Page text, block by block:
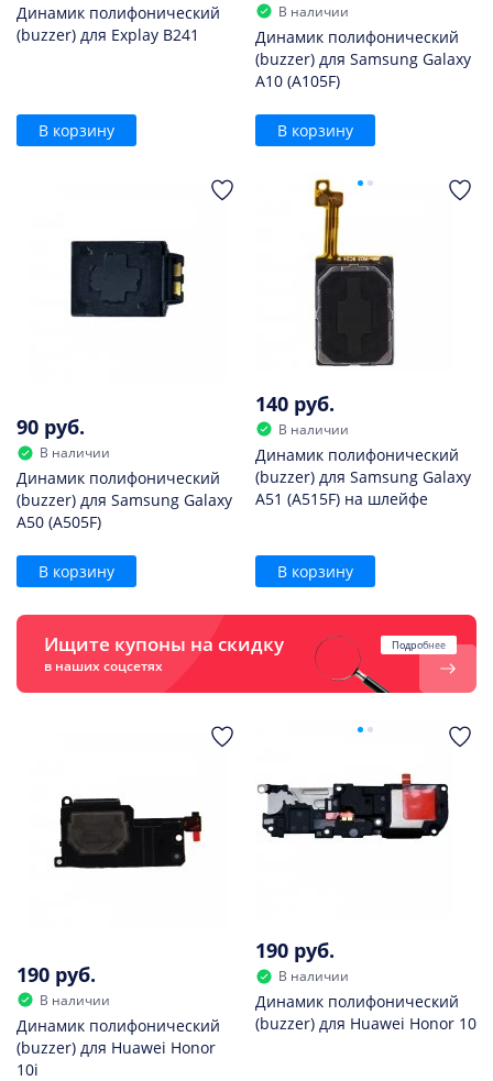
Динамик полифонический
(buzzer) для Explay B241
В корзину
В наличии
Динамик полифонический
(buzzer) для Samsung Galaxy
A10 (A105F)
В корзину
90 руб.
В наличии
Динамик полифонический
(buzzer) для Samsung Galaxy
A50 (A505F)
В корзину
140 руб.
В наличии
Динамик полифонический
(buzzer) для Samsung Galaxy
A51 (A515F) на шлейфе
В корзину
Ищите купоны на скидку
в наших соцсетях
Подробнее
190 руб.
В наличии
Динамик полифонический
(buzzer) для Huawei Honor
10i
190 руб.
В наличии
Динамик полифонический
(buzzer) для Huawei Honor 10